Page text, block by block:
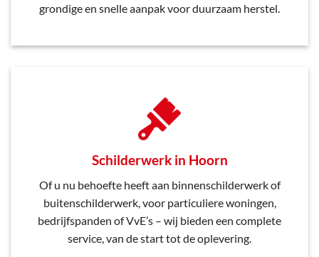
grondige en snelle aanpak voor duurzaam herstel.
Schilderwerk in Hoorn
Of u nu behoefte heeft aan binnenschilderwerk of
buitenschilderwerk, voor particuliere woningen,
bedrijfspanden of VvE’s – wij bieden een complete
service, van de start tot de oplevering.